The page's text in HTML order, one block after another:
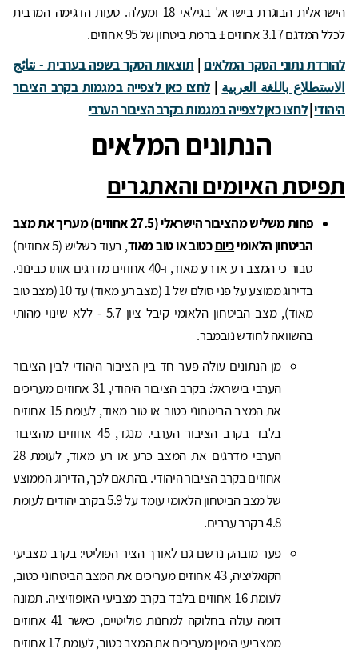
הישראלית הבוגרת בישראל בגילאי 18 ומעלה. טעות הדגימה המרבית
לכלל המדגם 3.17 אחוזים ± ברמת ביטחון של 95 אחוזים.
להורדת נתוני הסקר המלאים| תוצאות הסקר בשפה בערבית - نتائج
الاستطلاع باللغة العربية
לחצו כאן לצפייה במגמות בקרב הציבור
היהודי|לחצו כאן לצפייה במגמות בקרב הציבור הערבי
הנתונים המלאים
תפיסת האיומים והאתגרים
פחות משליש מהציבור הישראלי (27.5 אחוזים) מעריך את מצב
הביטחון הלאומיכיוםכטוב או טוב מאוד
, בעוד כשליש (5 אחוזים)
סבור כי המצב רע או רע מאוד, ו-40 אחוזים מדרגים אותו כבינוני.
בדירוג ממוצע על פני סולם של 1 (מצב רע מאוד) עד 10 (מצב טוב
מאוד), מצב הביטחון הלאומי קיבל ציון 5.7 - ללא שינוי מהותי
בהשוואה לחודש נובמבר.
מן הנתונים עולה פער חד בין הציבור היהודי לבין הציבור
הערבי בישראל: בקרב הציבור היהודי, 31 אחוזים מעריכים
את המצב הביטחוני כטוב או טוב מאוד, לעומת 15 אחוזים
בלבד בקרב הציבור הערבי. מנגד, 45 אחוזים מהציבור
הערבי מדרגים את המצב כרע או רע מאוד, לעומת 28
אחוזים בקרב הציבור היהודי. בהתאם לכך, הדירוג הממוצע
של מצב הביטחון הלאומי עומד על 5.9 בקרב יהודים לעומת
4.8 בקרב ערבים.
פער מובהק נרשם גם לאורך הציר הפוליטי: בקרב מצביעי
הקואליציה, 43 אחוזים מעריכים את המצב הביטחוני כטוב,
לעומת 16 אחוזים בלבד בקרב מצביעי האופוזיציה. תמונה
דומה עולה בחלוקה למחנות פוליטיים, כאשר 41 אחוזים
ממצביעי הימין מעריכים את המצב כטוב, לעומת 17 אחוזים